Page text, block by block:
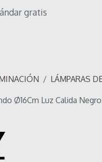
gratis
LÁMPARAS
Ø16Cm Luz Calida